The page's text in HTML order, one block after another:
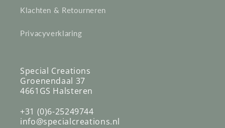
Klachten & Retourneren
Privacyverklaring
Special Creations
Groenendaal 37
4661GS Halsteren
+31 (0)6-25249744
info@specialcreations.nl